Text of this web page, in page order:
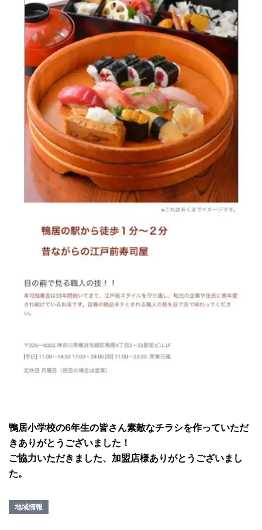
鴨居小学校の6年生の皆さん素敵なチラシを作っていただ
きありがとうございました！
ご協力いただきました、加盟店様ありがとうございまし
た。
地域情報